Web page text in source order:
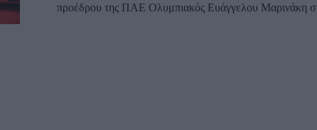
προέδρου της ΠΑΕ Ολυμπιακός Ευάγγελου Μαρινάκη